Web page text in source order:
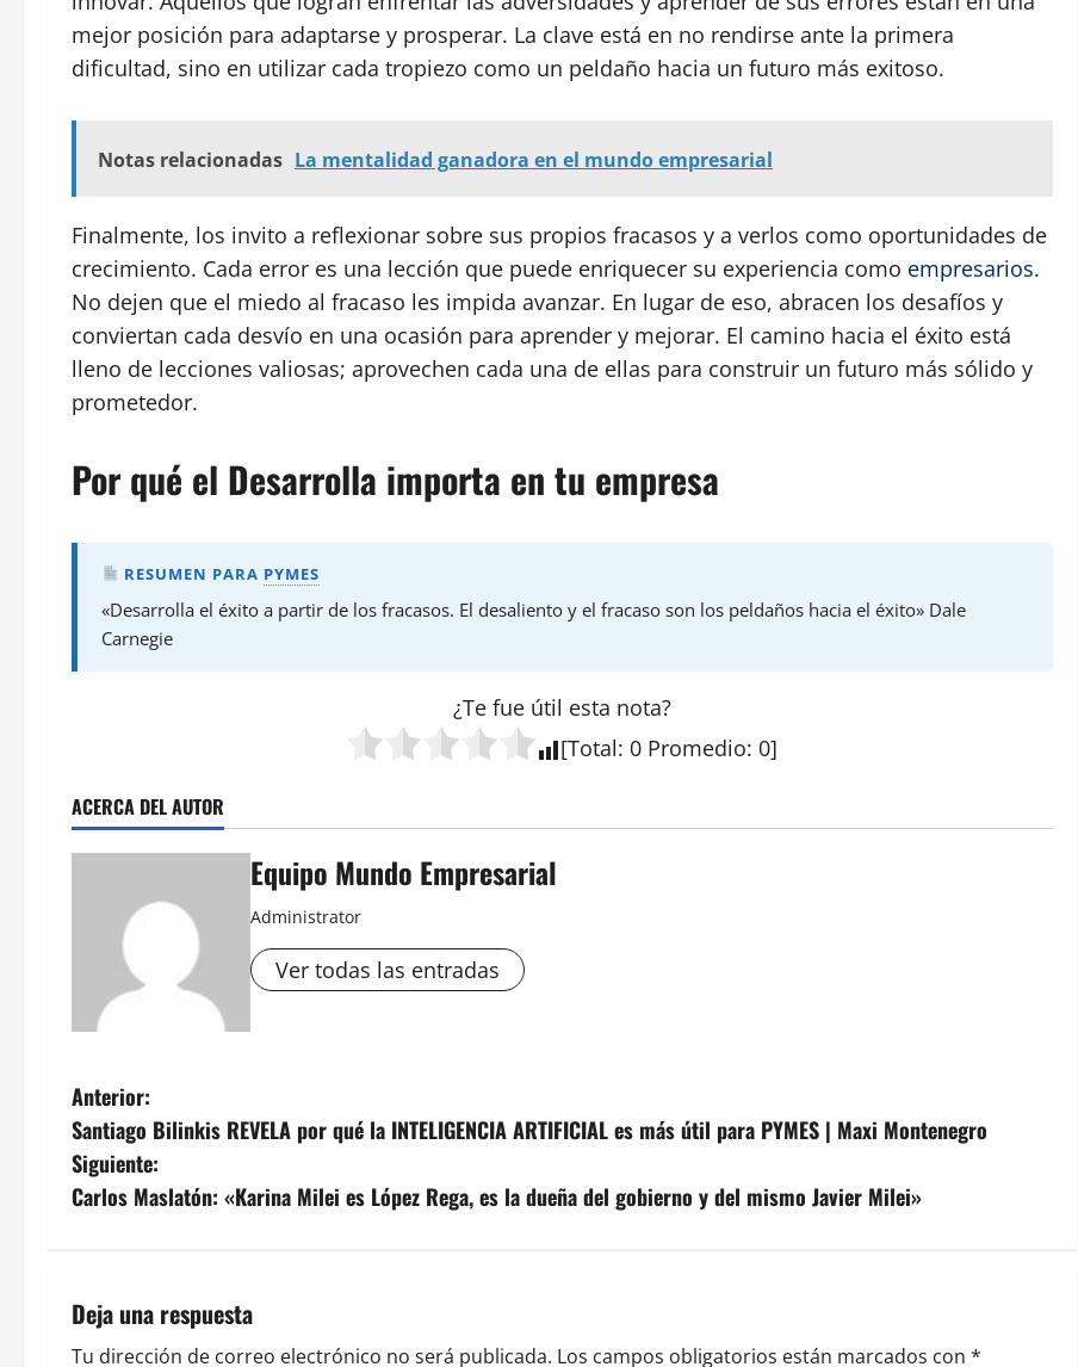
mejor posición para adaptarse y prosperar. La clave está en no rendirse ante la primera
dificultad, sino en utilizar cada tropiezo como un peldaño hacia un futuro más exitoso.
Notas relacionadas La mentalidad ganadora en el mundo empresarial
Finalmente, los invito a reflexionar sobre sus propios fracasos y a verlos como oportunidades de
crecimiento. Cada error es una lección que puede enriquecer su experiencia como empresarios.
No dejen que el miedo al fracaso les impida avanzar. En lugar de eso, abracen los desafíos y
conviertan cada desvío en una ocasión para aprender y mejorar. El camino hacia el éxito está
lleno de lecciones valiosas; aprovechen cada una de ellas para construir un futuro más sólido y
prometedor.
Por qué el Desarrolla importa en tu empresa
RESUMEN PARA PYMES
«Desarrolla el éxito a partir de los fracasos. El desaliento y el fracaso son los peldaños hacia el éxito» Dale
Carnegie
¿Te fue útil esta nota?
[Total: 0 Promedio: 0]
ACERCA DEL AUTOR
Equipo Mundo Empresarial
Administrator
Ver todas las entradas
N
a
v
g
a
Anterior:
Santiago Bilinkis REVELA por qué la INTELIGENCIA ARTIFICIAL es más útil para PYMES | Maxi Montenegro
Siguiente:
Carlos Maslatón: «Karina Milei es López Rega, es la dueña del gobierno y del mismo Javier Milei»
Deja una respuesta
Tu dirección de correo electrónico no será publicada. Los campos obligatorios están marcados con *